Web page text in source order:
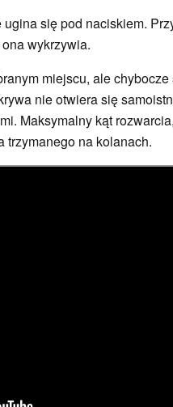
się pod naciskiem.
wykrzywia.
miejscu, ale
nie otwiera się
Maksymalny kąt
trzymanego na kolanach.